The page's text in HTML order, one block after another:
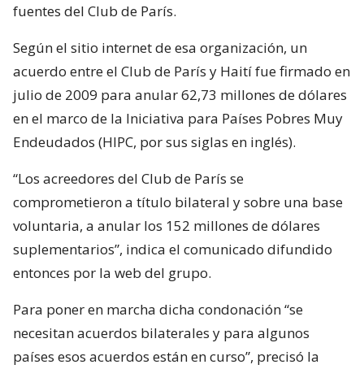
fuentes del Club de París.
Según el sitio internet de esa organización, un
acuerdo entre el Club de París y Haití fue firmado en
julio de 2009 para anular 62,73 millones de dólares
en el marco de la Iniciativa para Países Pobres Muy
Endeudados (HIPC, por sus siglas en inglés).
“Los acreedores del Club de París se
comprometieron a título bilateral y sobre una base
voluntaria, a anular los 152 millones de dólares
suplementarios”, indica el comunicado difundido
entonces por la web del grupo.
Para poner en marcha dicha condonación “se
necesitan acuerdos bilaterales y para algunos
países esos acuerdos están en curso”, precisó la